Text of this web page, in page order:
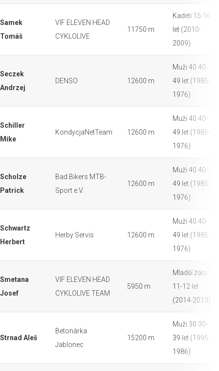
Samek
Tomáš
VIF ELEVEN HEAD
CYKLOLIVE
11750 m
Kadeti 15-16
let (2010-
2009)
Seczek
Andrzej
DENSO 12600 m
Muži 40 40-
49 let (1985-
1976)
Schiller
Mike
KondycjaNetTeam 12600 m
Muži 40 40-
49 let (1985-
1976)
Scholze
Patrick
Bad Bikers MTB-
Sport e.V.
12600 m
Muži 40 40-
49 let (1985-
1976)
Schwartz
Herbert
Herby Servis 12600 m
Muži 40 40-
49 let (1985-
1976)
Smetana
Josef
VIF ELEVEN HEAD
CYKLOLIVE TEAM
5950 m
Mladší žáci
11-12 let
(2014-2013)
Strnad Aleš
Betonárka
Jablonec
15200 m
Muži 30 30-
39 let (1995-
1986)